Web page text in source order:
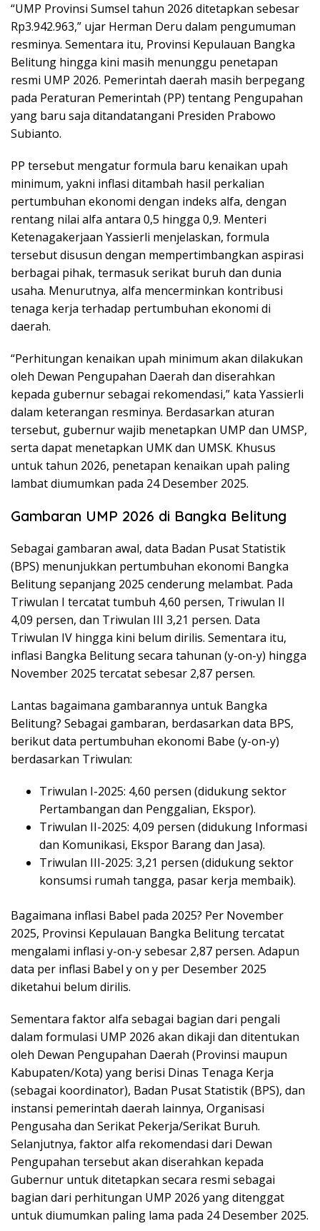
“UMP Provinsi Sumsel tahun 2026 ditetapkan sebesar
Rp3.942.963,” ujar Herman Deru dalam pengumuman
resminya. Sementara itu, Provinsi Kepulauan Bangka
Belitung hingga kini masih menunggu penetapan
resmi UMP 2026. Pemerintah daerah masih berpegang
pada Peraturan Pemerintah (PP) tentang Pengupahan
yang baru saja ditandatangani Presiden Prabowo
Subianto.
PP tersebut mengatur formula baru kenaikan upah
minimum, yakni inflasi ditambah hasil perkalian
pertumbuhan ekonomi dengan indeks alfa, dengan
rentang nilai alfa antara 0,5 hingga 0,9. Menteri
Ketenagakerjaan Yassierli menjelaskan, formula
tersebut disusun dengan mempertimbangkan aspirasi
berbagai pihak, termasuk serikat buruh dan dunia
usaha. Menurutnya, alfa mencerminkan kontribusi
tenaga kerja terhadap pertumbuhan ekonomi di
daerah.
“Perhitungan kenaikan upah minimum akan dilakukan
oleh Dewan Pengupahan Daerah dan diserahkan
kepada gubernur sebagai rekomendasi,” kata Yassierli
dalam keterangan resminya. Berdasarkan aturan
tersebut, gubernur wajib menetapkan UMP dan UMSP,
serta dapat menetapkan UMK dan UMSK. Khusus
untuk tahun 2026, penetapan kenaikan upah paling
lambat diumumkan pada 24 Desember 2025.
Gambaran UMP 2026 di Bangka Belitung
Sebagai gambaran awal, data Badan Pusat Statistik
(BPS) menunjukkan pertumbuhan ekonomi Bangka
Belitung sepanjang 2025 cenderung melambat. Pada
Triwulan I tercatat tumbuh 4,60 persen, Triwulan II
4,09 persen, dan Triwulan III 3,21 persen. Data
Triwulan IV hingga kini belum dirilis. Sementara itu,
inflasi Bangka Belitung secara tahunan (y-on-y) hingga
November 2025 tercatat sebesar 2,87 persen.
Lantas bagaimana gambarannya untuk Bangka
Belitung? Sebagai gambaran, berdasarkan data BPS,
berikut data pertumbuhan ekonomi Babe (y-on-y)
berdasarkan Triwulan:
Triwulan I-2025: 4,60 persen (didukung sektor
Pertambangan dan Penggalian, Ekspor).
Triwulan II-2025: 4,09 persen (didukung Informasi
dan Komunikasi, Ekspor Barang dan Jasa).
Triwulan III-2025: 3,21 persen (didukung sektor
konsumsi rumah tangga, pasar kerja membaik).
Bagaimana inflasi Babel pada 2025? Per November
2025, Provinsi Kepulauan Bangka Belitung tercatat
mengalami inflasi y-on-y sebesar 2,87 persen. Adapun
data per inflasi Babel y on y per Desember 2025
diketahui belum dirilis.
Sementara faktor alfa sebagai bagian dari pengali
dalam formulasi UMP 2026 akan dikaji dan ditentukan
oleh Dewan Pengupahan Daerah (Provinsi maupun
Kabupaten/Kota) yang berisi Dinas Tenaga Kerja
(sebagai koordinator), Badan Pusat Statistik (BPS), dan
instansi pemerintah daerah lainnya, Organisasi
Pengusaha dan Serikat Pekerja/Serikat Buruh.
Selanjutnya, faktor alfa rekomendasi dari Dewan
Pengupahan tersebut akan diserahkan kepada
Gubernur untuk ditetapkan secara resmi sebagai
bagian dari perhitungan UMP 2026 yang ditenggat
untuk diumumkan paling lama pada 24 Desember 2025.